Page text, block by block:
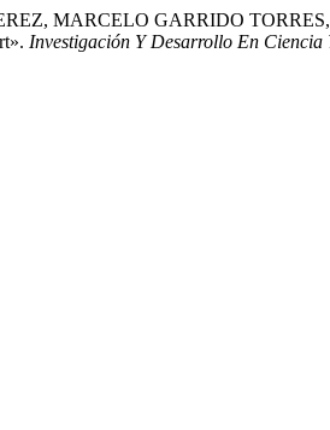
MARCELO GARRIDO
Investigación Y Desarrollo En Ciencia